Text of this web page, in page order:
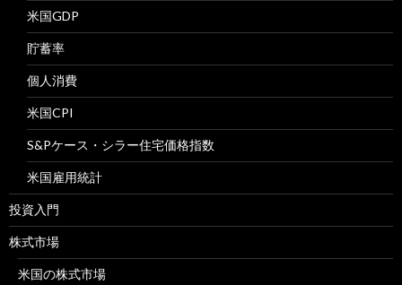
米国GDP
貯蓄率
個人消費
米国CPI
S&Pケース・シラー住宅価格指数
米国雇用統計
投資入門
株式市場
米国の株式市場